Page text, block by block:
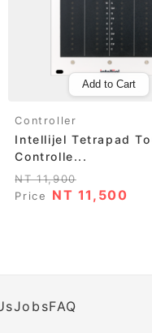
Add to Cart
Controller
Intellijel Tetrapad
Controlle...
NT 11,900
Price
NT 11,500
JobsFAQ